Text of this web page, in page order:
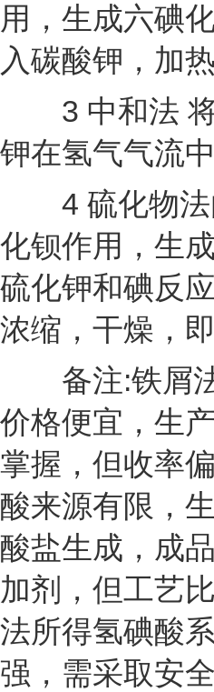
用，生成六碘
入碳酸钾，加
3 中和法 将
钾在氢气气流
4 硫化物法
化钡作用，生
硫化钾和碘反
浓缩，干燥，即
备注:铁屑法
价格便宜，生
掌握，但收率
酸来源有限，
酸盐生成，成
加剂，但工艺
法所得氢碘酸
强，需采取安